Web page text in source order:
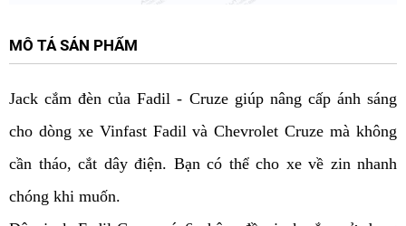
MÔ TẢ SẢN PHẨM
Jack cắm đèn của Fadil - Cruze giúp nâng cấp ánh sáng
cho dòng xe Vinfast Fadil và Chevrolet Cruze mà không
cần tháo, cắt dây điện. Bạn có thể cho xe về zin nhanh
chóng khi muốn.